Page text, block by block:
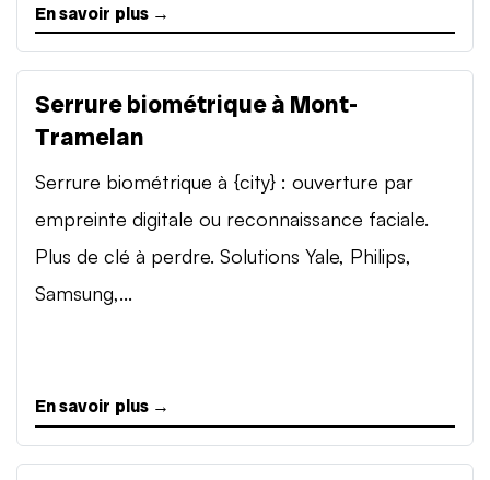
En savoir plus →
Serrure biométrique à Mont-
Tramelan
Serrure biométrique à {city} : ouverture par
empreinte digitale ou reconnaissance faciale.
Plus de clé à perdre. Solutions Yale, Philips,
Samsung,...
En savoir plus →